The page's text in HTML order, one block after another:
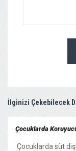
İlginizi Çekebilecek
Çocuklarda
Çocuklarda süt